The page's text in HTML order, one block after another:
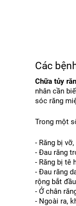
Các
Chữa tủy
nhân cần
sóc răng
Trong một
- Răng bị
- Đau răng
- Răng bị tê
- Đau răng
rộng bắt
- Ở chân
- Ngoài ra,